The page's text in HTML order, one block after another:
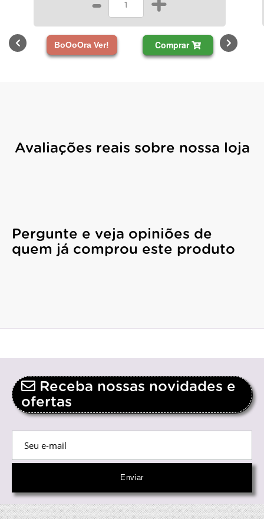
Comprar BoOoOra Ver!
Avaliações reais sobre nossa loja
Pergunte e veja opiniões de
quem já comprou este produto
Receba nossas novidades e
ofertas